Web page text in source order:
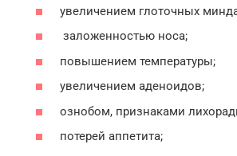
увеличением глоточных
заложенностью носа;
повышением температуры;
увеличением аденоидов;
ознобом, признаками
потерей аппетита;